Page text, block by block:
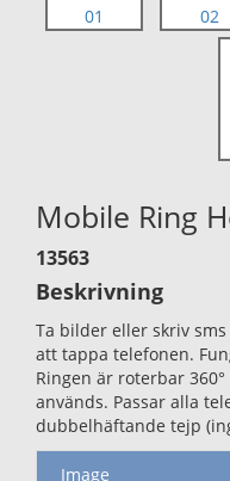
Mobile Ring
13563
Beskrivning
Ta bilder eller skriv
att tappa telefonen.
Ringen är roterbar
används. Passar alla
dubbelhäftande tejp
Image